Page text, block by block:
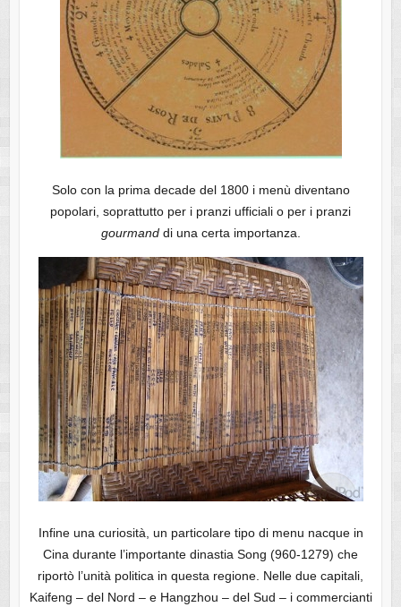
Solo con la prima decade del 1800 i menù diventano
popolari, soprattutto per i pranzi ufficiali o per i pranzi
gourmanddi una certa importanza.
Infine una curiosità, un particolare tipo di menu nacque in
Cina durante l’importante dinastia Song (960-1279) che
riportò l’unità politica in questa regione. Nelle due capitali,
Kaifeng – del Nord – e Hangzhou – del Sud – i commercianti